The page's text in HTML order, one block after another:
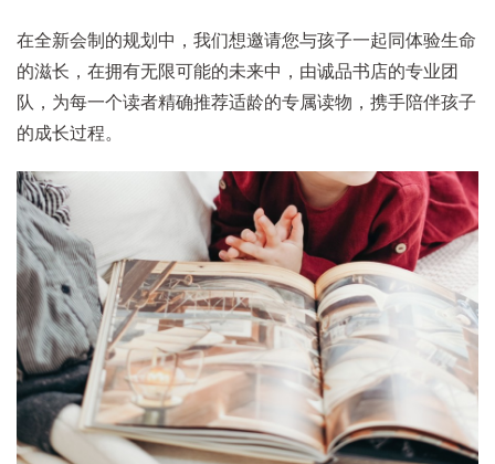
在全新会制的规划中，我们想邀请您与孩子一起同体验生命
的滋长，在拥有无限可能的未来中，由诚品书店的专业团
队，为每一个读者精确推荐适龄的专属读物，携手陪伴孩子
的成长过程。